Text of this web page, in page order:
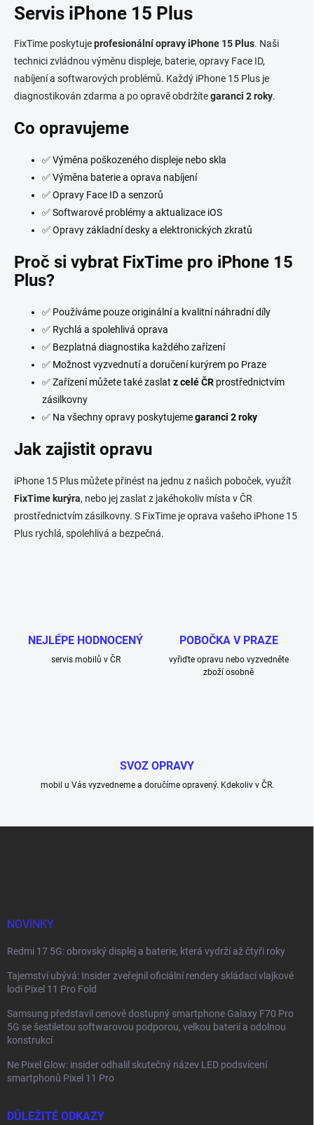
l
á
a
c
í
r
v
ý
p
i
s
Servis iPhone 15 Plus
FixTime poskytujeprofesionální opravy iPhone 15 Plus. Naši
technici zvládnou výměnu displeje, baterie, opravy Face ID,
nabíjení a softwarových problémů. Každý iPhone 15 Plus je
diagnostikován zdarma a po opravě obdržítegaranci 2 roky.
Co opravujeme
✅ Výměna poškozeného displeje nebo skla
✅ Výměna baterie a oprava nabíjení
✅ Opravy Face ID a senzorů
✅ Softwarové problémy a aktualizace iOS
✅ Opravy základní desky a elektronických zkratů
Proč si vybrat FixTime pro iPhone 15
Plus?
✅ Používáme pouze originální a kvalitní náhradní díly
✅ Rychlá a spolehlivá oprava
✅ Bezplatná diagnostika každého zařízení
✅ Možnost vyzvednutí a doručení kurýrem po Praze
✅ Zařízení můžete také zaslat z celé ČR prostřednictvím
zásilkovny
✅ Na všechny opravy poskytujemegaranci 2 roky
Jak zajistit opravu
iPhone 15 Plus můžete přinést na jednu z našich poboček, využít
FixTime kurýra, nebo jej zaslat z jakéhokoliv místa v ČR
prostřednictvím zásilkovny. S FixTime je oprava vašeho iPhone 15
Plus rychlá, spolehlivá a bezpečná.
NEJLÉPE HODNOCENÝ
servis mobilů v ČR
POBOČKA V PRAZE
vyřiďte opravu nebo vyzvedněte
zboží osobně
SVOZ OPRAVY
mobil u Vás vyzvedneme a doručíme opravený. Kdekoliv v ČR.
NOVINKY
Redmi 17 5G: obrovský displej a baterie, která vydrží až čtyři roky
Tajemství ubývá: Insider zveřejnil oficiální rendery skládací vlajkové
lodi Pixel 11 Pro Fold
Samsung představil cenově dostupný smartphone Galaxy F70 Pro
5G se šestiletou softwarovou podporou, velkou baterií a odolnou
konstrukcí
Ne Pixel Glow: insider odhalil skutečný název LED podsvícení
smartphonů Pixel 11 Pro
DŮLEŽITÉ ODKAZY